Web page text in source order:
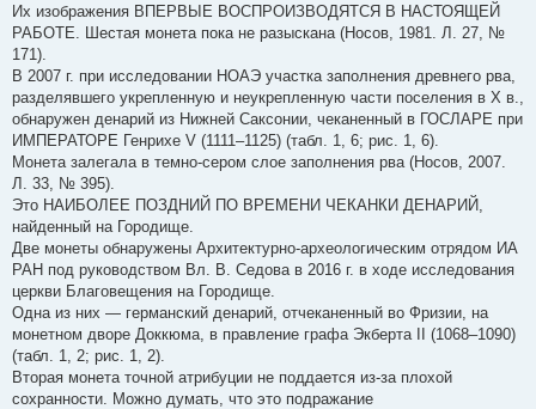
Их изображения ВПЕРВЫЕ ВОСПРОИЗВОДЯТСЯ В НАСТОЯЩЕЙ
РАБОТЕ. Шестая монета пока не разыскана (Носов, 1981. Л. 27, №
171).
В 2007 г. при исследовании НОАЭ участка заполнения древнего рва,
разделявшего укрепленную и неукрепленную части поселения в X в.,
обнаружен денарий из Нижней Саксонии, чеканенный в ГОСЛАРЕ при
ИМПЕРАТОРЕ Генрихе V (1111–1125) (табл. 1, 6; рис. 1, 6).
Монета залегала в темно-сером слое заполнения рва (Носов, 2007.
Л. 33, № 395).
Это НАИБОЛЕЕ ПОЗДНИЙ ПО ВРЕМЕНИ ЧЕКАНКИ ДЕНАРИЙ,
найденный на Городище.
Две монеты обнаружены Архитектурно-археологическим отрядом ИА
РАН под руководством Вл. В. Седова в 2016 г. в ходе исследования
церкви Благовещения на Городище.
Одна из них — германский денарий, отчеканенный во Фризии, на
монетном дворе Доккюма, в правление графа Экберта II (1068–1090)
(табл. 1, 2; рис. 1, 2).
Вторая монета точной атрибуции не поддается из-за плохой
сохранности. Можно думать, что это подражание